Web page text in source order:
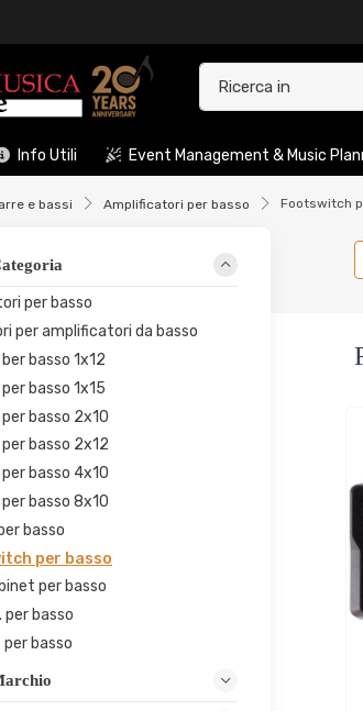
Info Utili Event Management & Music
e bassi Amplificatori per basso Footswitch
per basso
per amplificatori da basso
basso 1x12
basso 1x15
basso 2x10
basso 2x12
basso 4x10
basso 8x10
basso
per basso
per basso
per basso
basso